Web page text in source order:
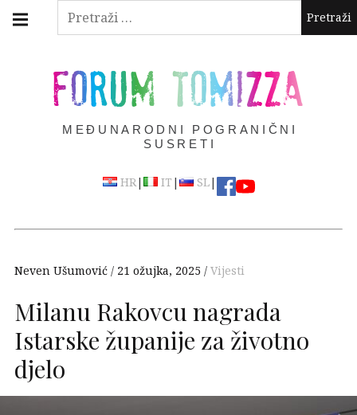
Pretraži:
Skip
FORUM TOMIZZA
MEĐUNARODNI POGRANIČNI
SUSRETI
HR| IT | SL|
navigation
Neven Ušumović 21 ožujka, 2025 Vijesti
Milanu Rakovcu nagrada
Istarske županije za životno
djelo